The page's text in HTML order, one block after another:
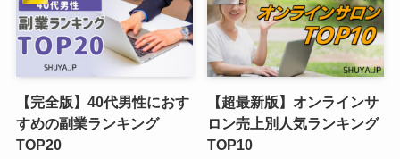
【完全版】40代男性におす
すめの副業ランキング
TOP20
【超最新版】オンラインサ
ロン売上別人気ランキング
TOP10